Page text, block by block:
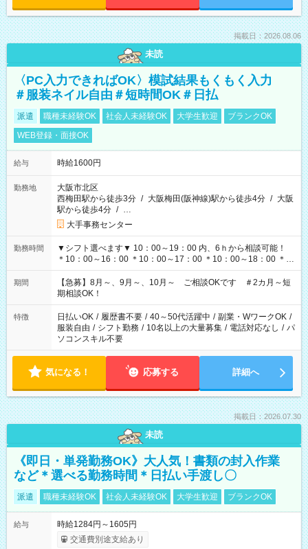
掲載日：2026.08.06
未読
〈PC入力できればOK〉模試結果もくもく入力
＃服装ネイル自由＃短時間OK＃日払
派遣 職種未経験OK 社会人未経験OK 大学生歓迎
ブランクOK
WEB登録・面接OK
給与 時給1600円
勤務地
大阪市北区
西梅田駅から徒歩3分 / 大阪梅田(阪神線)駅から徒歩4分 / 大阪
駅から徒歩4分 / …
大手事務センター
勤務時間
▼シフト選べます▼ 10：00～19：00 内、6ｈから相談可能！
＊10：00～16：00 ＊10：00～17：00 ＊10：00～18：00 ＊
11：00～19：00 ＊12：00～19：00 ＊13：00～19：00
期間
【急募】8月～、9月～、10月～ ご相談OKです ＃2カ月～短
期相談OK！
特徴 日払いOK / 履歴書不要 / 40～50代活躍中 / 副業・WワークOK /
服装自由 / シフト勤務 / 10名以上の大量募集 / 電話対応なし / パ
ソコンスキル不要
気になる！ 応募する 詳細へ
掲載日：2026.07.30
未読
《即日・単発勤務OK》大人気！書類の封入作業
など＊選べる勤務時間＊日払い手渡し〇
派遣 職種未経験OK 社会人未経験OK 大学生歓迎 ブランクOK
給与
時給1284円～1605円
交通費別途支給あり